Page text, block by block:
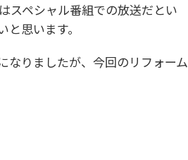
スペシャル番組での放送だとい
思います。
なりましたが、今回のリフォーム